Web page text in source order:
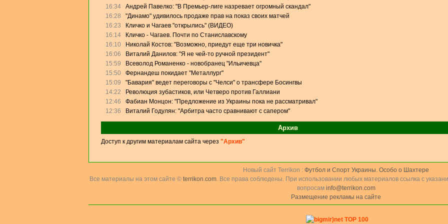
16:34
Андрей Павелко: "В Премьер-лиге назревает огромный скандал"
16:28
"Динамо" удивилось продаже прав на показ своих матчей
16:23
Кличко и Чагаев "открылись" (ВИДЕО)
16:14
Кличко - Чагаев. Почти по Станиславскому
16:10
Николай Костов: "Возможно, приедут еще три новичка"
16:06
Виталий Данилов: "Я не чей-то ручной президент"
15:59
Всеволод Романенко - новобранец "Ильичевца"
15:50
Фернандеш покидает "Металлург"
15:09
"Бавария" ведет переговоры с "Челси" о трансфере Босингвы
14:22
Революция зубастиков, или Четверо против Галлиани
12:46
Фабиан Монцон: "Предложение из Украины пока не рассматривал"
12:36
Виталий Годулян: "Арбитра часто сравнивают с сапером"
Архив
Доступ к другим материалам сайта через "Архив"
Новый сайт Terrikon : Футбол и Спорт Украины. Особо о Шахтере
Все материалы на этом сайте © terrikon.com. Все права соблюдены. При использовании любых материалов ссылка с
вопросам info@terrikon.com
Размещение рекламы на сайте